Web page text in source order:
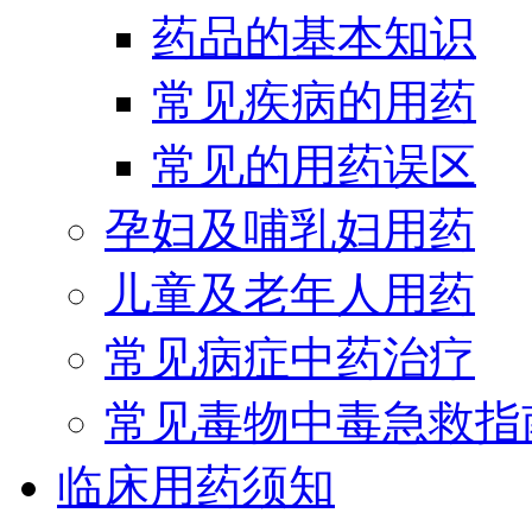
药品的基本知识
常见疾病的用药
常见的用药误区
孕妇及哺乳妇用药
儿童及老年人用药
常见病症中药治疗
常见毒物中毒急救指
临床用药须知